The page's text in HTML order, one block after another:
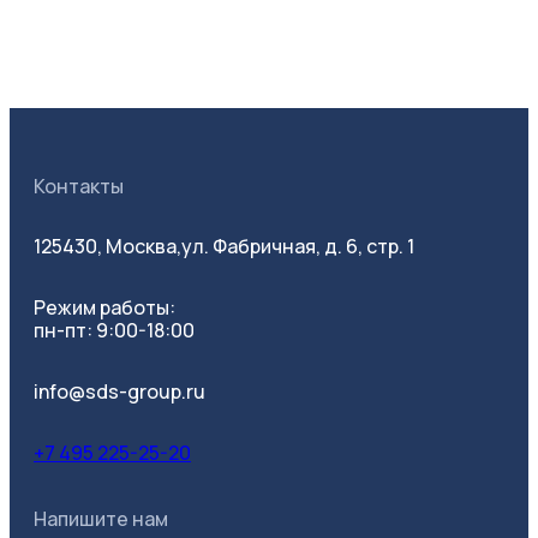
Контакты
125430, Москва,ул. Фабричная, д. 6, стр. 1
Режим работы:
пн-пт: 9:00-18:00
info@sds-group.ru
+7 495 225-25-20
Напишите нам